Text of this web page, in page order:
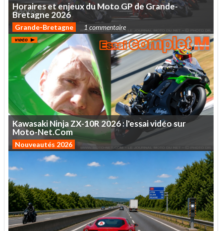
HorairesetenjeuxduMotoGPdeGrande-
Bretagne 2026
Grande-Bretagne 1 commentaire
KawasakiNinjaZX-10R2026:l'essaividéosur
Moto-Net.Com
Nouveautés 2026